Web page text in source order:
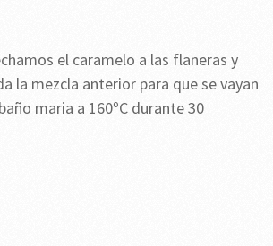
el caramelo a las flaneras y
la mezcla anterior para que se vayan
maria a 160ºC durante 30